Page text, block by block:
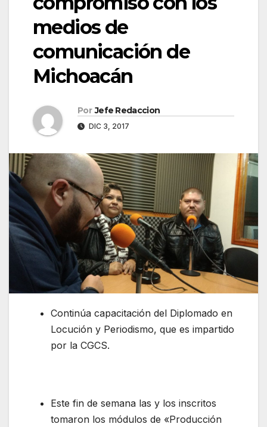
medios de
comunicación de
Michoacán
Por Jefe Redaccion
DIC 3, 2017
Continúa capacitación del Diplomado en
Locución y Periodismo, que es impartido
por la CGCS.
Este fin de semana las y los inscritos
tomaron los módulos de «Producción